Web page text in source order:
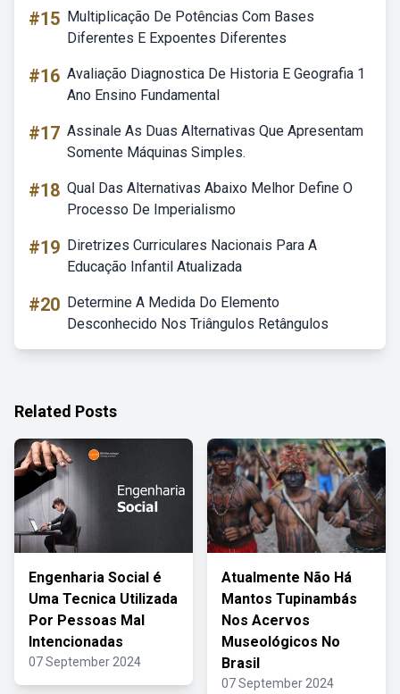
#15 Multiplicação De Potências Com Bases
Diferentes E Expoentes Diferentes
#16 Avaliação Diagnostica De Historia E Geografia 1
Ano Ensino Fundamental
#17 Assinale As Duas Alternativas Que Apresentam
Somente Máquinas Simples.
#18 Qual Das Alternativas Abaixo Melhor Define O
Processo De Imperialismo
#19 Diretrizes Curriculares Nacionais Para A
Educação Infantil Atualizada
#20 Determine A Medida Do Elemento
Desconhecido Nos Triângulos Retângulos
Related Posts
Engenharia Social é
Uma Tecnica Utilizada
Por Pessoas Mal
Intencionadas
07 September 2024
Atualmente Não Há
Mantos Tupinambás
Nos Acervos
Museológicos No
Brasil
07 September 2024